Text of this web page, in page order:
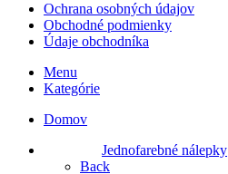
Ochrana osobných údajov
Obchodné podmienky
Údaje obchodníka
Menu
Kategórie
Domov
Jednofarebné nálepky
Back